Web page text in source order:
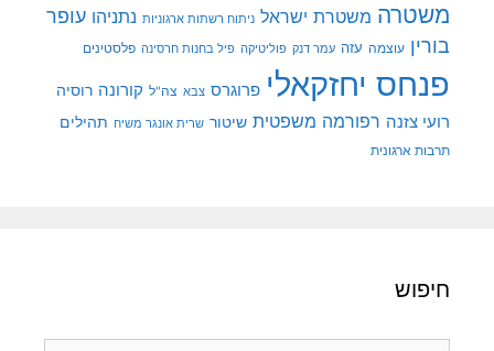
משטרה משטרת ישראל ניתוח רשתות ארגוניות נתניהו עופר
בורין עוצמה עזה עמר דנק פוליטיקה פיל בחנות חרסינה פלסטינים
פנחס יחזקאלי פרוגרס צבא צה"ל קורונה רוסיה
רועי צזנה רפורמה משפטית שיטור שרית אונגר משיח תהילים
תרבות ארגונית
חיפוש